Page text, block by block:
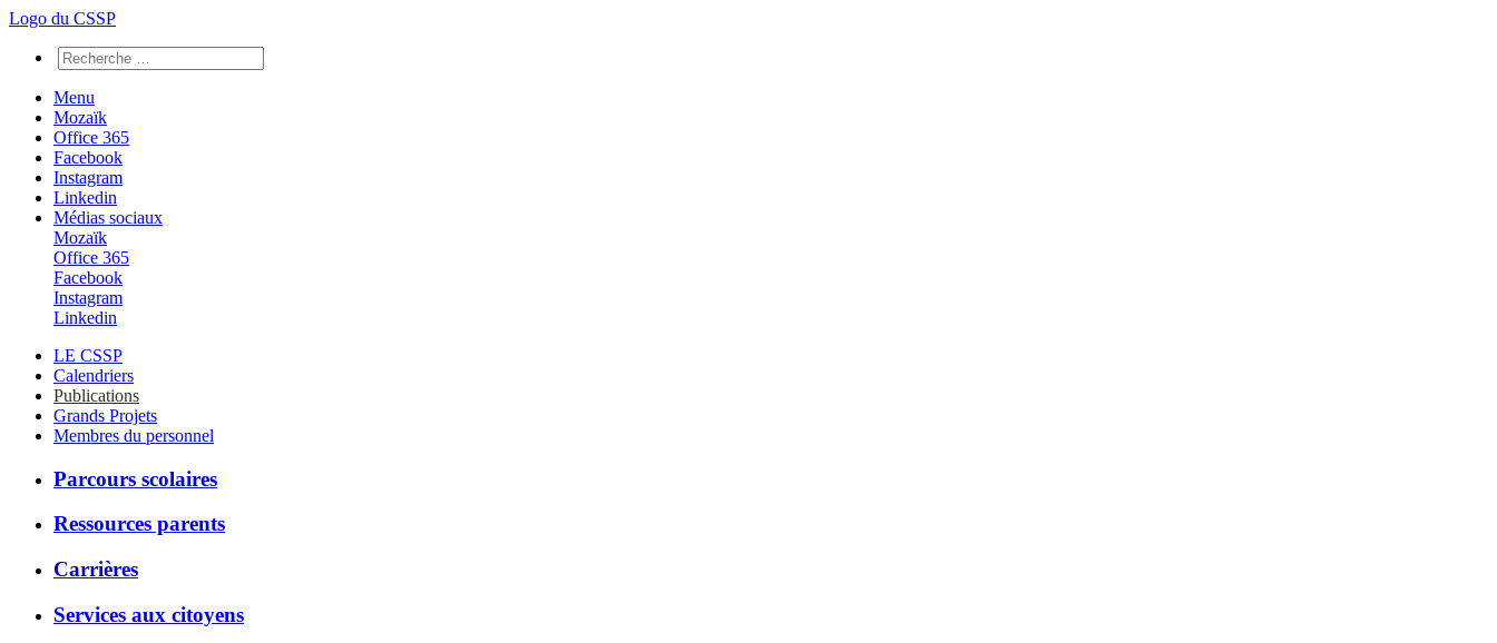
Logo du CSSP
Menu
Mozaïk
Office 365
Facebook
Instagram
Linkedin
Médias sociaux
Mozaïk
Office 365
Facebook
Instagram
Linkedin
LE CSSP
Calendriers
Publications
Grands Projets
Membres du personnel
Parcours scolaires
Ressources parents
Carrières
Services aux citoyens